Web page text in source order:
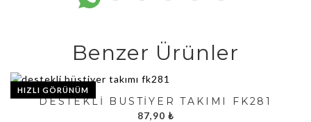
Benzer Ürünler
HIZLI GÖRÜNÜM
DESTEKLI BÜSTIYER TAKIMI FK281
87,90 ₺